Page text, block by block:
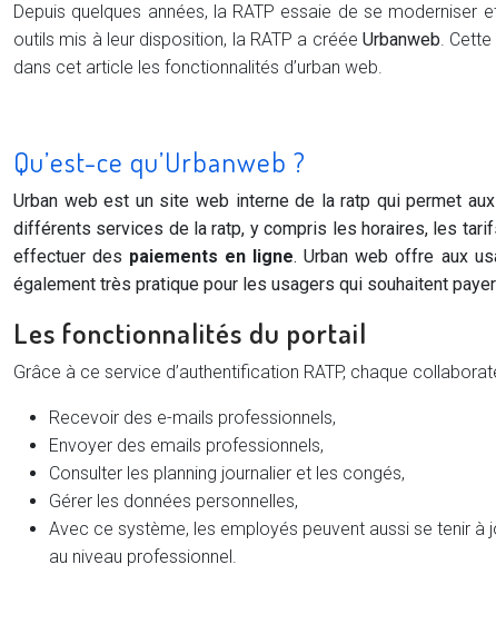
Depuis quelques années, la RATP essaie de se
outils mis à leur disposition, la RATP a crééeUrbanweb.
dans cet article les fonctionnalités d’urban web.
Qu’est-ce qu’Urbanweb ?
Urban web est un site web interne de la ratp qui permet aux
différents services de la ratp, y compris les horaires, les
effectuer des paiements en ligne. Urban web offre aux
également très pratique pour les usagers qui souhaitent
Les fonctionnalités du portail
Grâce à ce service d’authentification RATP, chaque
Recevoir des e-mails professionnels,
Envoyer des emails professionnels,
Consulter les planning journalier et les congés,
Gérer les données personnelles,
Avec ce système, les employés peuvent aussi se tenir à
au niveau professionnel.